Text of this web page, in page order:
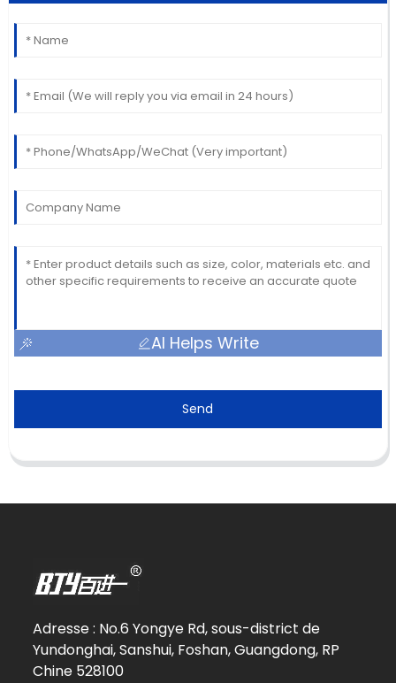
AI Helps Write
Send
Adresse : No.6 Yongye Rd, sous-district de
Yundonghai, Sanshui, Foshan, Guangdong, RP
Chine 528100